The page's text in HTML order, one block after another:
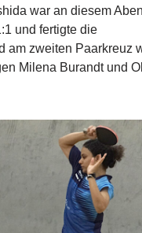
war an diesem
und fertigte die
am zweiten Paarkreuz
Milena Burandt und